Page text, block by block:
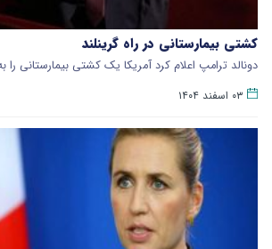
کشتی بیمارستانی در راه گرینلند
دونالد ترامپ اعلام کرد آمریکا یک کشتی بیمارستانی را
۰۳ اسفند ۱۴۰۴